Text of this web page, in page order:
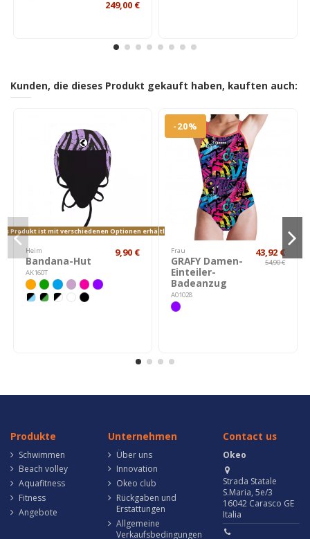
249,00 €
Kunden, die dieses Produkt gekauft haben, kauften auch:
Produkt ist mit verschiedenen Optionen erhältlich.
Heim
Bandana-Hut
AK160T
9,90 €
-20%
Frau
GRAFY Damen-
Einteiler-
Badeanzug
A01028
43,92 €
54,90 €
Produkte
Schwimmen
Beach volley
Aquafitness
Fitness
Angebote
Unternehmen
Über uns
Innovation
Okeo club
Rückgaben und
Erstattungen
Allgemeine
Verkaufsbedingungen
Contact us
Okeo
Strada Statale
S.Maria, 5e/3
16042 Carasco GE
Italia